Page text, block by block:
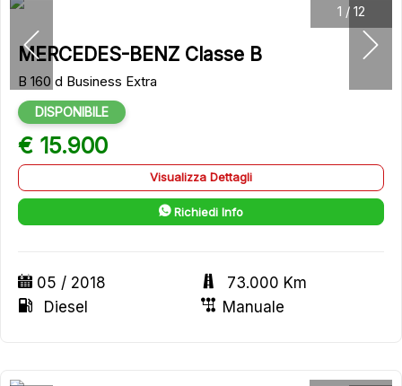
1 / 12
MERCEDES-BENZ Classe B
B 160 d Business Extra
DISPONIBILE
€ 15.900
Visualizza Dettagli
Richiedi Info
05 / 2018
73.000 Km
Diesel
Manuale